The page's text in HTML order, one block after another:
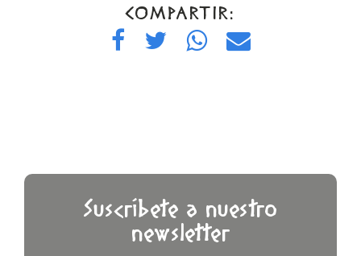
COMPARTIR:
Suscríbete a nuestro
newsletter